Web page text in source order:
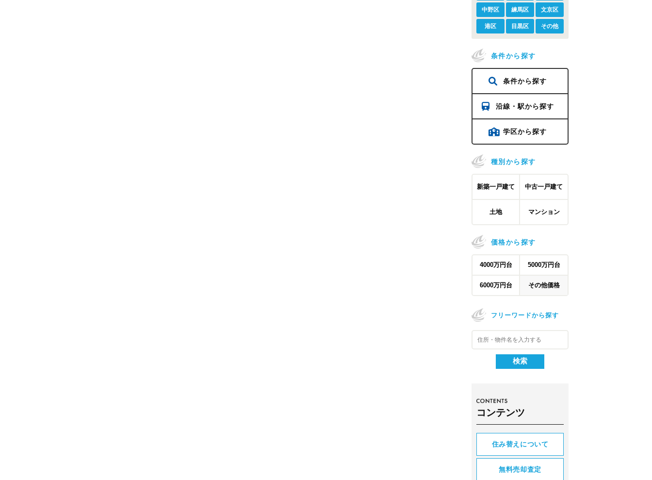
中野区 練馬区 文京区
港区 目黒区 その他
条件から探す
条件から探す
沿線・駅から探す
学区から探す
種別から探す
新築一戸建て 中古一戸建て
土地 マンション
価格から探す
4000万円台 5000万円台
6000万円台 その他価格
フリーワードから探す
コンテンツ
住み替えについて
無料売却査定